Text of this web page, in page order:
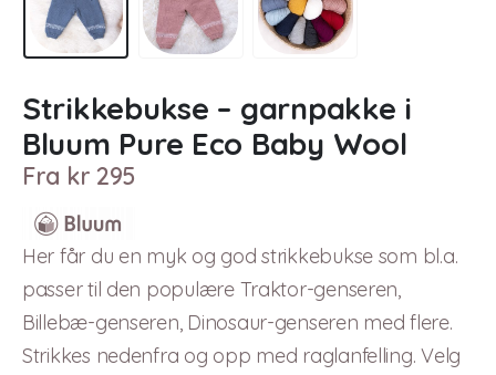
Strikkebukse – garnpakke i
Bluum Pure Eco Baby Wool
Fra kr 295
Her får du en myk og god strikkebukse som bl.a.
passer til den populære Traktor-genseren,
Billebæ-genseren, Dinosaur-genseren med flere.
Strikkes nedenfra og opp med raglanfelling. Velg